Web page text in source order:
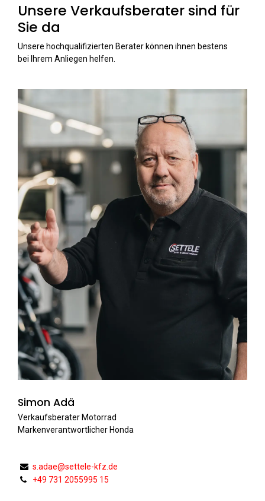
Unsere Verkaufsberater sind für
Sie da
Unsere hochqualifizierten Berater können ihnen bestens
bei Ihrem Anliegen helfen.
Simon Adä
Verkaufsberater Motorrad
Markenverantwortlicher Honda
s.adae@settele-kfz.de
+49 731 2055995 15